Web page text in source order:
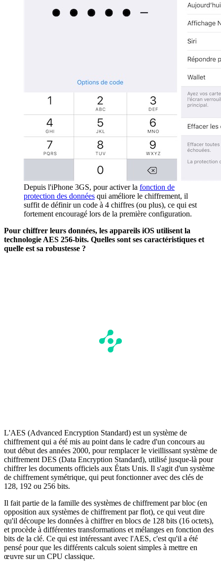
Depuis l'iPhone 3GS, pour activer la fonction de
protection des données qui améliore le chiffrement, il
suffit de définir un code à 4 chiffres (ou plus), ce qui est
fortement encouragé lors de la première configuration.
Pour chiffrer leurs données, les appareils iOS utilisent la
technologie AES 256-bits. Quelles sont ses caractéristiques et
quelle est sa robustesse ?
L'AES (Advanced Encryption Standard) est un système de
chiffrement qui a été mis au point dans le cadre d'un concours au
tout début des années 2000, pour remplacer le vieillissant système de
chiffrement DES (Data Encryption Standard), utilisé jusque-là pour
chiffrer les documents officiels aux États Unis. Il s'agit d'un système
de chiffrement symétrique, qui peut fonctionner avec des clés de
128, 192 ou 256 bits.
Il fait partie de la famille des systèmes de chiffrement par bloc (en
opposition aux systèmes de chiffrement par flot), ce qui veut dire
qu'il découpe les données à chiffrer en blocs de 128 bits (16 octets),
et procède à différentes transformations et mélanges en fonction des
bits de la clé. Ce qui est intéressant avec l'AES, c'est qu'il a été
pensé pour que les différents calculs soient simples à mettre en
œuvre sur un CPU classique.